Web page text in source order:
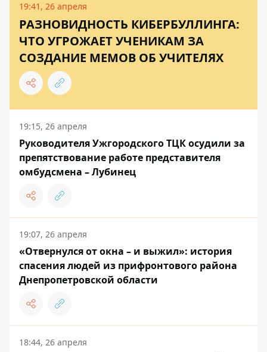
19:41, 26 апреля
РАЗНОВИДНОСТЬ КИБЕРБУЛЛИНГА:
ЧТО УГРОЖАЕТ УЧЕНИКАМ ЗА
СОЗДАНИЕ МЕМОВ ОБ УЧИТЕЛЯХ
19:15, 26 апреля
Руководителя Ужгородского ТЦК осудили за
препятствование работе представителя
омбудсмена – Лубинец
19:07, 26 апреля
«Отвернулся от окна – и выжил»: история
спасения людей из прифронтового района
Днепропетровской области
18:44, 26 апреля